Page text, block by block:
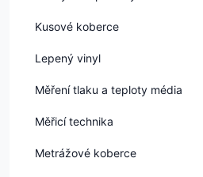
Kusové koberce
Lepený vinyl
Měření tlaku a teploty média
Měřicí technika
Metrážové koberce